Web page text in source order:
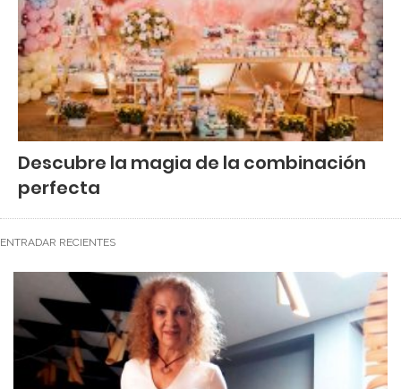
Descubre la magia de la combinación
perfecta
ENTRADAR RECIENTES